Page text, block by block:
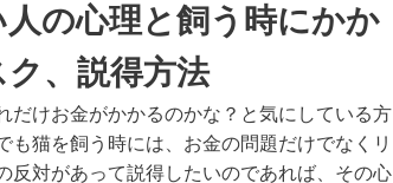
の心理と飼う時にかか
、説得方法
だけお金がかかるのかな？と気にしている方
も猫を飼う時には、お金の問題だけでなくリ
反対があって説得したいのであれば、その心